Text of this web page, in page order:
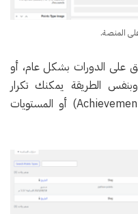
المنصة.
على الدورات بشكل عام، أو
الطريقة يمكنك تكرار
الخطوات لإنشاء أنظمة الإنجازات (Achievements) أو المستويات